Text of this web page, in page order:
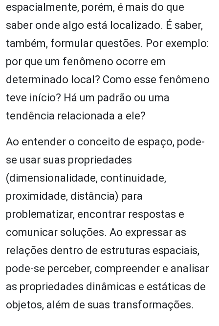
espacialmente, porém, é mais do que
saber onde algo está localizado. É saber,
também, formular questões. Por exemplo:
por que um fenômeno ocorre em
determinado local? Como esse fenômeno
teve início? Há um padrão ou uma
tendência relacionada a ele?
Ao entender o conceito de espaço, pode-
se usar suas propriedades
(dimensionalidade, continuidade,
proximidade, distância) para
problematizar, encontrar respostas e
comunicar soluções. Ao expressar as
relações dentro de estruturas espaciais,
pode-se perceber, compreender e analisar
as propriedades dinâmicas e estáticas de
objetos, além de suas transformações.